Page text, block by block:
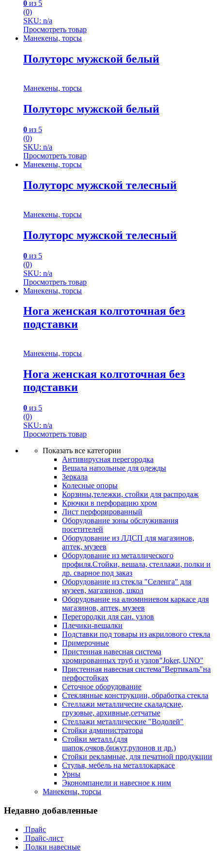
0 из 5
(0)
SKU: n/a
Просмотреть товар
Манекены, торсы
Полуторс мужской белый
Манекены, торсы
Полуторс мужской белый
0 из 5
(0)
SKU: n/a
Просмотреть товар
Манекены, торсы
Полуторс мужской телесный
Манекены, торсы
Полуторс мужской телесный
0 из 5
(0)
SKU: n/a
Просмотреть товар
Манекены, торсы
Нога женская колготочная без
подставки
Манекены, торсы
Нога женская колготочная без
подставки
0 из 5
(0)
SKU: n/a
Просмотреть товар
Показать все категории
Антивирусная перегородка
Вешала напольные для одежды
Зеркала
Колесные опоры
Корзины,тележки, стойки для распродаж
Крючки в перфорацию хром
Лист перфорированный
Оборудование зоны обслуживания
посетителей
Оборудование из ЛДСП для магазинов,
аптек, музеев
Оборудование из металлического
профиля.Стойки, вешала, стеллажи, полки и
др. сварное под заказ
Оборудование из стекла "Селенга" для
музеев, магазинов, школ
Оборудование на алюминиевом каркасе для
магазинов, аптек, музеев
Перегородки для сан. узлов
Плечики-вешалки
Подставки под товары из акрилового стекла
Примерочные
Пристенная навесная система
хромированных труб и узлов"Joker, UNO"
Пристенная навесная система"Вертикаль"на
перфостойках
Сеточное оборудование
Стеклянные конструкции, обработка стекла
Стеллажи металличесие скаладские,
грузовые, архивные,сетчатые
Стеллажи металлические "Водолей"
Стойки администратора
Стойки металл.(для
шапок,очков,бижут,рулонов и др.)
Стойки рекламные, для печатной продукции
Стулья, мебель на металлокаркасе
Урны
Экономпанели и навесное к ним
Манекены, торсы
Недавно добавленные
Прайс
Прайс-лист
Полки навесные